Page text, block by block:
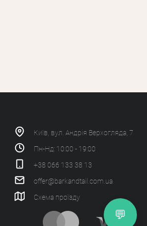
Київ, вул. Андрія Верхогляда, 7
Пн-Нд: 10:00 - 19:00
+38 066 133 38 13
offer@barkandtail.com.ua
Схема проїзду
💬